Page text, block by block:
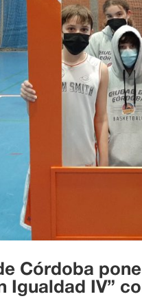
Córdoba
Igualdad IV”